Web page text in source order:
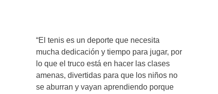
“El tenis es un deporte que necesita
mucha dedicación y tiempo para jugar, por
lo que el truco está en hacer las clases
amenas, divertidas para que los niños no
se aburran y vayan aprendiendo porque